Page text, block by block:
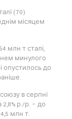
(70)
місяцем
млн т сталі,
минулого
опустилось до
в серпні
р./р. – до
млн т.